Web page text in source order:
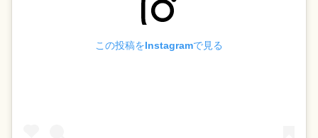
この投稿をInstagramで見る